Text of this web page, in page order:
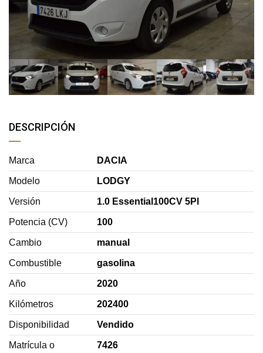
DESCRIPCIÓN
Marca DACIA
Modelo LODGY
Versión 1.0 Essential100CV 5Pl
Potencia (CV) 100
Cambio manual
Combustible gasolina
Año 2020
Kilómetros 202400
Disponibilidad Vendido
Matrícula o
7426